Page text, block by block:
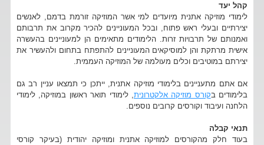
קהל יעד
לימודי מוזיקה אתנית מיועדים למי אשר המוזיקה זורמת בדמם, לאנשים
יצירתיים ובעלי ראש פתוח, ובכל המעוניינים להכיר מקרוב את תרבותם
ואמנותם של תרבויות זרות. הלימודים מתאימים הן למעוניינים בהעשרה
אישית מרתקת והן למוסיקאים המעוניינים להתפתח בתחום ולהעשיר את
יצירתם במוטיבים וכלים מעולמה של המוזיקה העממית.
אם אתם מתעניינים בלימודי מוזיקה אתנית, ייתכן כי תמצאו עניין רב גם
בלימודים בקורס מוזיקה אלקטרונית , לימודי תואר ראשון במוזיקה, לימודי
הלחנה ועיבוד וקורסים קרובים נוספים.
תנאי קבלה
בעוד חלק מהקורסים למוזיקה אתנית ומוזיקה יהודית (בעיקר קורסי